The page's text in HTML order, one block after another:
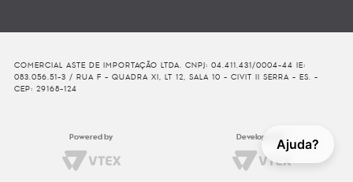
Ajuda?
COMERCIAL ASTE DE IMPORTAÇÃO LTDA. CNPJ: 04.411.431/0004-44 IE:
083.056.51-3 / RUA F - QUADRA XI, LT 12, SALA 10 - CIVIT II SERRA - ES. -
CEP: 29168-124
Powered by Developed By